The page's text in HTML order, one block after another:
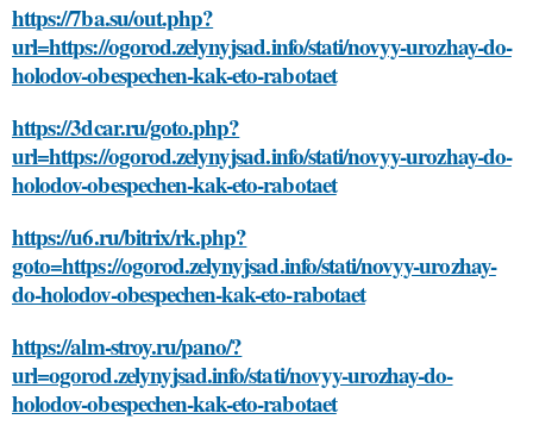
https://7ba.su/out.php?
url=https://ogorod.zelynyjsad.info/stati/novyy-urozhay-do-
holodov-obespechen-kak-eto-rabotaet
https://3dcar.ru/goto.php?
url=https://ogorod.zelynyjsad.info/stati/novyy-urozhay-do-
holodov-obespechen-kak-eto-rabotaet
https://u6.ru/bitrix/rk.php?
goto=https://ogorod.zelynyjsad.info/stati/novyy-urozhay-
do-holodov-obespechen-kak-eto-rabotaet
https://alm-stroy.ru/pano/?
url=ogorod.zelynyjsad.info/stati/novyy-urozhay-do-
holodov-obespechen-kak-eto-rabotaet